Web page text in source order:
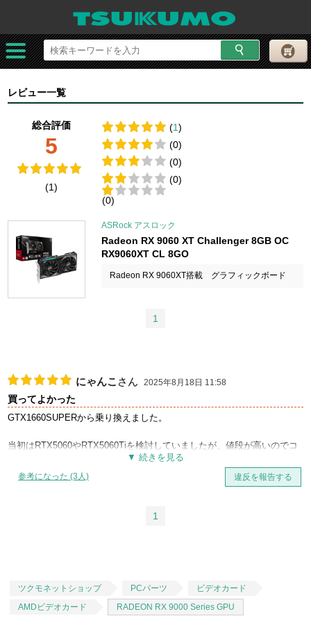
レビュー一覧
総合評価
5
(1)
(1)
(0)
(0)
(0)
(0)
ASRock アスロック
Radeon RX 9060 XT Challenger 8GB OC
RX9060XT CL 8GO
Radeon RX 9060XT搭載 グラフィックボード
1
にゃんこ さん 2025年8月18日 11:58
買ってよかった
GTX1660SUPERから乗り換えました。
当初はRTX5060やRTX5060Tiを検討していましたが、値段が高いのでコ
スパのよいこちらを選びました。
最後に16GB版と迷いましたが16GB版は時期的に在庫が少なく価格的に
も下がってきて随分お得だった8G版の方を選択しました。
FF14にてWQHD環境で使用していますが、性能面でも交換前に対して随
参考になった (3人) 違反を報告する
1
ツクモネットショップ PCパーツ
ビデオカード
AMDビデオカード
RADEON RX 9000 Series GPU